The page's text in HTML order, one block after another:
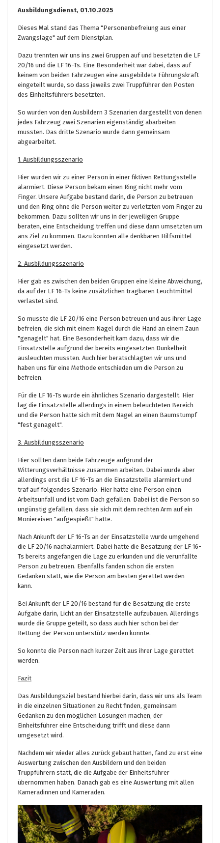
Ausbildungsdienst, 01.10.2025
Dieses Mal stand das Thema "Personenbefreiung aus einer
Zwangslage" auf dem Dienstplan.
Dazu trennten wir uns ins zwei Gruppen auf und besetzten die LF
20/16 und die LF 16-Ts. Eine Besonderheit war dabei, dass auf
keinem von beiden Fahrzeugen eine ausgebildete Führungskraft
eingeteilt wurde, so dass jeweils zwei Truppführer den Posten
des Einheitsführers besetzten.
So wurden von den Ausbildern 3 Szenarien dargestellt von denen
jedes Fahrzeug zwei Szenarien eigenständig abarbeiten
mussten. Das dritte Szenario wurde dann gemeinsam
abgearbeitet.
1. Ausbildungsszenario
Hier wurden wir zu einer Person in einer fiktiven Rettungsstelle
alarmiert. Diese Person bekam einen Ring nicht mehr vom
Finger. Unsere Aufgabe bestand darin, die Person zu betreuen
und den Ring ohne die Person weiter zu verletzten vom Finger zu
bekommen. Dazu sollten wir uns in der jeweiligen Gruppe
beraten, eine Entscheidung treffen und diese dann umsetzten um
ans Ziel zu kommen. Dazu konnten alle denkbaren Hilfsmittel
eingesetzt werden.
2. Ausbildungsszenario
Hier gab es zwischen den beiden Gruppen eine kleine Abweichung,
da auf der LF 16-Ts keine zusätzlichen tragbaren Leuchtmittel
verlastet sind.
So musste die LF 20/16 eine Person betreuen und aus ihrer Lage
befreien, die sich mit einem Nagel durch die Hand an einem Zaun
"genagelt" hat. Eine Besonderheit kam dazu, dass wir die
Einsatzstelle aufgrund der bereits eingesetzten Dunkelheit
ausleuchten mussten. Auch hier beratschlagten wir uns und
haben uns für eine Methode entschieden um die Person zu
befreien.
Für die LF 16-Ts wurde ein ähnliches Szenario dargestellt. Hier
lag die Einsatzstelle allerdings in einem beleuchteten Bereich
und die Person hatte sich mit dem Nagel an einen Baumstumpf
"fest genagelt".
3. Ausbildungsszenario
Hier sollten dann beide Fahrzeuge aufgrund der
Witterungsverhältnisse zusammen arbeiten. Dabei wurde aber
allerdings erst die LF 16-Ts an die Einsatzstelle alarmiert und
traf auf folgendes Szenario. Hier hatte eine Person einen
Arbeitsunfall und ist vom Dach gefallen. Dabei ist die Person so
ungünstig gefallen, dass sie sich mit dem rechten Arm auf ein
Moniereisen "aufgespießt" hatte.
Nach Ankunft der LF 16-Ts an der Einsatzstelle wurde umgehend
die LF 20/16 nachalarmiert. Dabei hatte die Besatzung der LF 16-
Ts bereits angefangen die Lage zu erkunden und die verunfallte
Person zu betreuen. Ebenfalls fanden schon die ersten
Gedanken statt, wie die Person am besten gerettet werden
kann.
Bei Ankunft der LF 20/16 bestand für die Besatzung die erste
Aufgabe darin, Licht an der Einsatzstelle aufzubauen. Allerdings
wurde die Gruppe geteilt, so dass auch hier schon bei der
Rettung der Person unterstütz werden konnte.
So konnte die Person nach kurzer Zeit aus ihrer Lage gerettet
werden.
Fazit
Das Ausbildungsziel bestand hierbei darin, dass wir uns als Team
in die einzelnen Situationen zu Recht finden, gemeinsam
Gedanken zu den möglichen Lösungen machen, der
Einheitsführer eine Entscheidung trifft und diese dann
umgesetzt wird.
Nachdem wir wieder alles zurück gebaut hatten, fand zu erst eine
Auswertung zwischen den Ausbildern und den beiden
Truppführern statt, die die Aufgabe der Einheitsführer
übernommen haben. Danach gab es eine Auswertung mit allen
Kameradinnen und Kameraden.